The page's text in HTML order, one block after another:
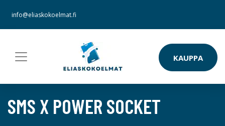
info@eliaskokoelmat.fi
KAUPPA
SMS X POWER SOCKET